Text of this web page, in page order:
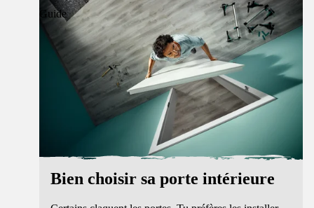
Guide
Bien choisir sa porte intérieure